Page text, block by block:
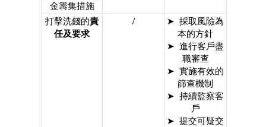
金籌集措施
打擊洗錢的責
任及要求
/
➤ 採取風險為
本的方針
➤ 進行客戶盡
職審查
➤ 實施有效的
篩查機制
➤ 持續監察客
戶
➤ 提交可疑交